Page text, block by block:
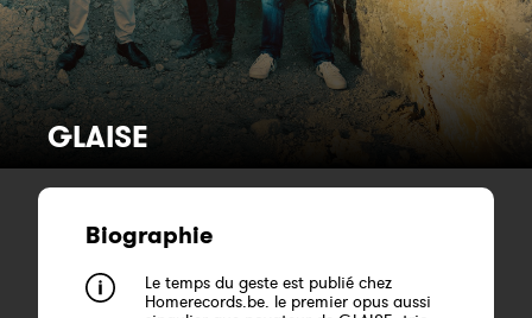
GLAISE
Biographie
Le temps du geste est publié chez
Homerecords.be. le premier opus aussi